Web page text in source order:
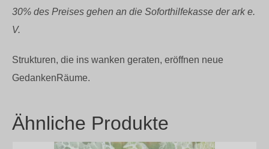
30% des Preises gehen an die Soforthilfekasse der ark e.
V.
Strukturen, die ins wanken geraten, eröffnen neue
GedankenRäume.
Ähnliche Produkte